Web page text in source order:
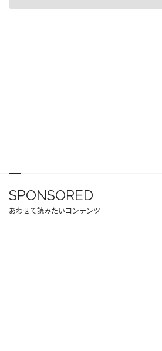
SPONSORED
あわせて読みたいコンテンツ